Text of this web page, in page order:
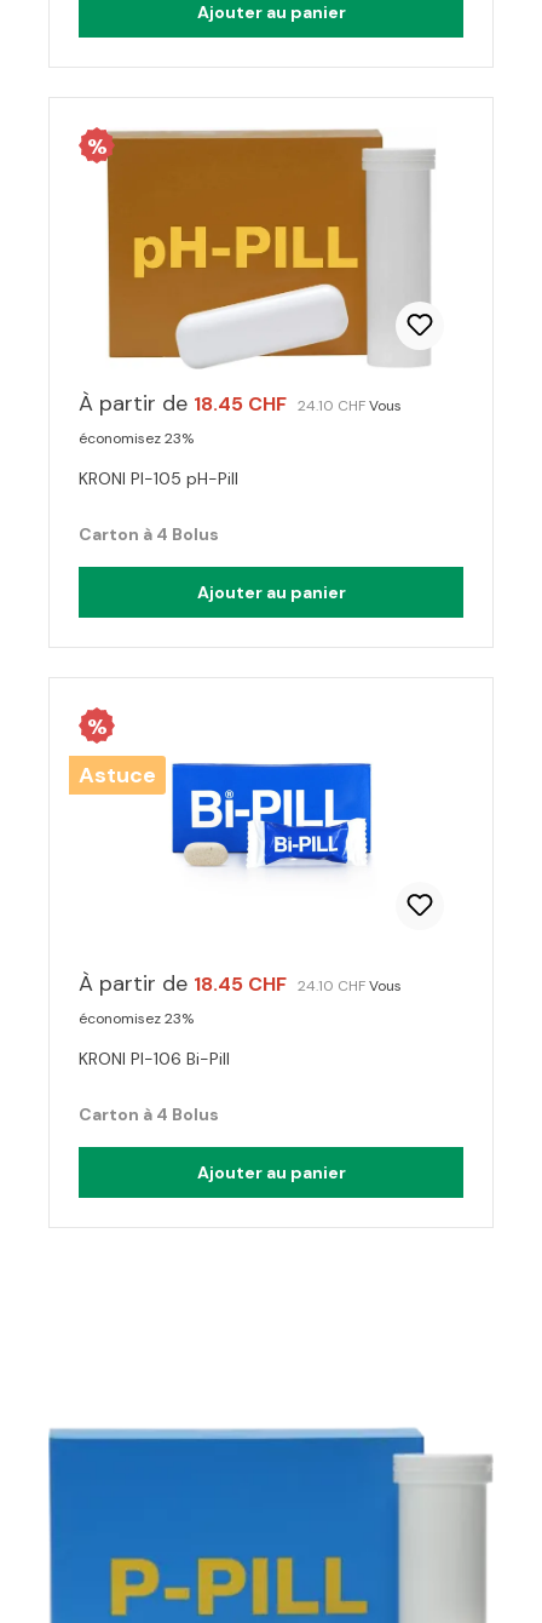
Ajouter au panier
%
À partir de 18.45 CHF 24.10 CHFVous
économisez 23%
KRONI PI-105 pH-Pill
Carton à 4 Bolus
Ajouter au panier
%
Astuce
À partir de 18.45 CHF 24.10 CHFVous
économisez 23%
KRONI PI-106 Bi-Pill
Carton à 4 Bolus
Ajouter au panier